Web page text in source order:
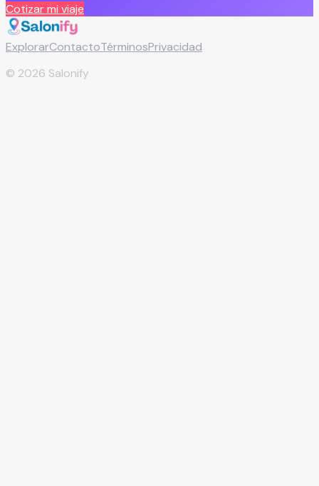
Cotizar mi viaje
ExplorarContactoTérminosPrivacidad
© 2026 Salonify